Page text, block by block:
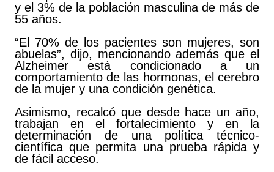
y el 3% de la población masculina de más de
55 años.
“El 70% de los pacientes son mujeres, son
abuelas”, dijo, mencionando además que el
Alzheimer está condicionado a un
comportamiento de las hormonas, el cerebro
de la mujer y una condición genética.
Asimismo, recalcó que desde hace un año,
trabajan en el fortalecimiento y en la
determinación de una política técnico-
científica que permita una prueba rápida y
de fácil acceso.